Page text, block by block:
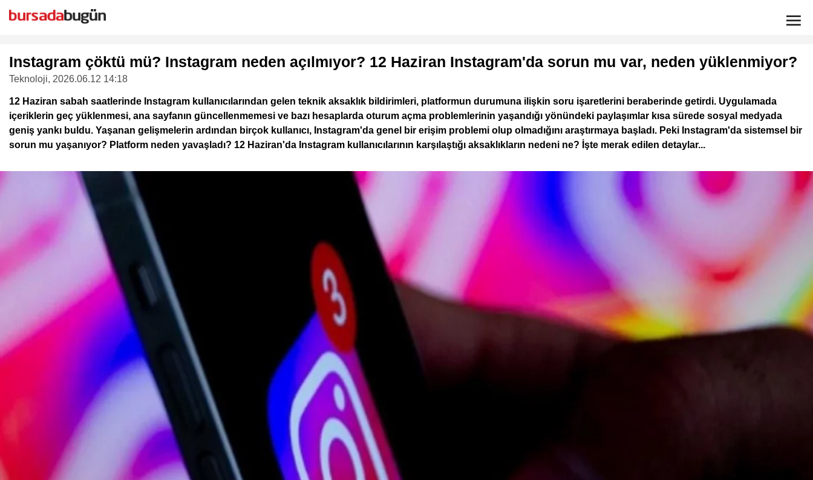
Instagram çöktü mü? Instagram neden açılmıyor? 12 Haziran Instagram'da sorun mu var, neden yüklenmiyor?
Teknoloji, 2026.06.12 14:18
12 Haziran sabah saatlerinde Instagram kullanıcılarından gelen teknik aksaklık bildirimleri, platformun durumuna ilişkin soru işaretlerini beraberinde getirdi. Uygulamada
içeriklerin geç yüklenmesi, ana sayfanın güncellenmemesi ve bazı hesaplarda oturum açma problemlerinin yaşandığı yönündeki paylaşımlar kısa sürede sosyal medyada
geniş yankı buldu. Yaşanan gelişmelerin ardından birçok kullanıcı, Instagram'da genel bir erişim problemi olup olmadığını araştırmaya başladı. Peki Instagram'da sistemsel bir
sorun mu yaşanıyor? Platform neden yavaşladı? 12 Haziran'da Instagram kullanıcılarının karşılaştığı aksaklıkların nedeni ne? İşte merak edilen detaylar...